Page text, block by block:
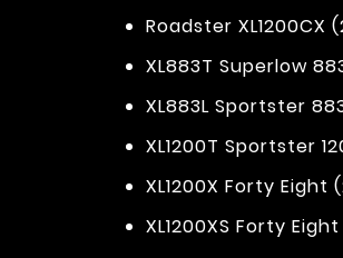
Roadster XL1200CX
XL883T Superlow
XL883L Sportster
XL1200T Sportster
XL1200X Forty Eight
XL1200XS Forty